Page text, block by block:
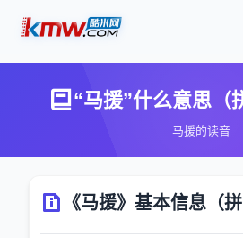
“马援”什么意思（
马援的读音
《马援》基本信息（